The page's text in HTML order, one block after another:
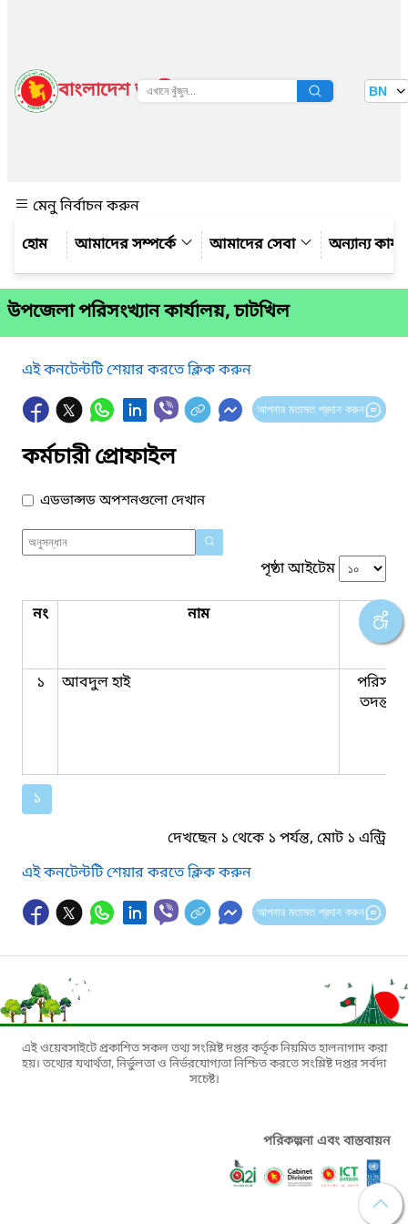
বাংলাদেশ জাতীয় তথ্য বাতায়ন BN
মেনু নির্বাচন করুন
আমাদের সম্পর্কে
আমাদের সেবা অন্যান্য
উপজেলা পরিসংখ্যান কার্যালয়, চাটখিল
এই কনটেন্টটি শেয়ার করতে ক্লিক করুন
আপনার মতামত প্রদান করুন
কর্মচারী প্রোফাইল
এডভান্সড অপশনগুলো দেখান
পৃষ্ঠা আইটেম
নং নাম পদবি
১ আবদুল হাই
১
দেখছেন ১ থেকে ১ পর্যন্ত, মোট ১ এন্ট্রি
এই কনটেন্টটি শেয়ার করতে ক্লিক করুন
আপনার মতামত প্রদান করুন
এই ওয়েবসাইটে প্রকাশিত সকল তথ্য সংশ্লিষ্ট দপ্তর কর্তৃক নিয়মিত হালনাগাদ করা
হয়। তথ্যের যথার্থতা, নির্ভুলতা ও নির্ভরযোগ্যতা নিশ্চিত করতে সংশ্লিষ্ট দপ্তর সর্বদা
সচেষ্ট।
পরিকল্পনা এবং বাস্তবায়ন